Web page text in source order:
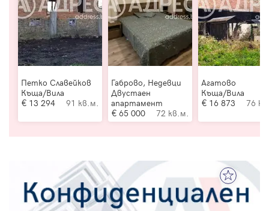
Петко Славейков
Къща/Вила
13 294
91 кв.м.
Габрово, Недевци
Двустаен
апартамент
65 000
72 кв.м.
Агатово
Къща/Вила
16 873
76